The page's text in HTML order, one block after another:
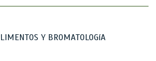
Y BROMATOLOGíA